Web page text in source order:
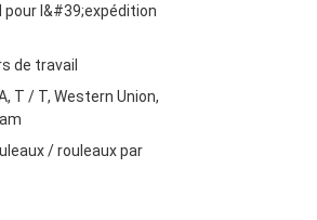
l&#39;expédition
de travail
T / T, Western Union,
/ rouleaux par